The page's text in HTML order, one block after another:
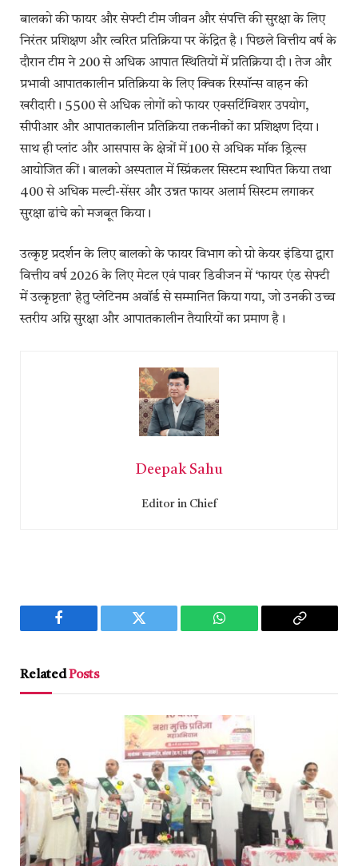
बालको की फायर और सेफ्टी टीम जीवन और संपत्ति की सुरक्षा के लिए
निरंतर प्रशिक्षण और त्वरित प्रतिक्रिया पर केंद्रित है। पिछले वित्तीय वर्ष के
दौरान टीम ने 200 से अधिक आपात स्थितियों में प्रतिक्रिया दी। तेज और
प्रभावी आपातकालीन प्रतिक्रिया के लिए क्विक रिस्पॉन्स वाहन की
खरीदारी। 5500 से अधिक लोगों को फायर एक्सटिंग्विशर उपयोग,
सीपीआर और आपातकालीन प्रतिक्रिया तकनीकों का प्रशिक्षण दिया।
साथ ही प्लांट और आसपास के क्षेत्रों में 100 से अधिक मॉक ड्रिल्स
आयोजित कीं। बालको अस्पताल में स्प्रिंकलर सिस्टम स्थापित किया तथा
400 से अधिक मल्टी-सेंसर और उन्नत फायर अलार्म सिस्टम लगाकर
सुरक्षा ढांचे को मजबूत किया।
उत्कृष्ट प्रदर्शन के लिए बालको के फायर विभाग को ग्रो केयर इंडिया द्वारा
वित्तीय वर्ष 2026 के लिए मेटल एवं पावर डिवीजन में ‘फायर एंड सेफ्टी
में उत्कृष्टता’ हेतु प्लेटिनम अवॉर्ड से सम्मानित किया गया, जो उनकी उच्च
स्तरीय अग्नि सुरक्षा और आपातकालीन तैयारियों का प्रमाण है।
Deepak Sahu
Editor in Chief
Facebook Twitter WhatsApp
Copy
RelatedPosts